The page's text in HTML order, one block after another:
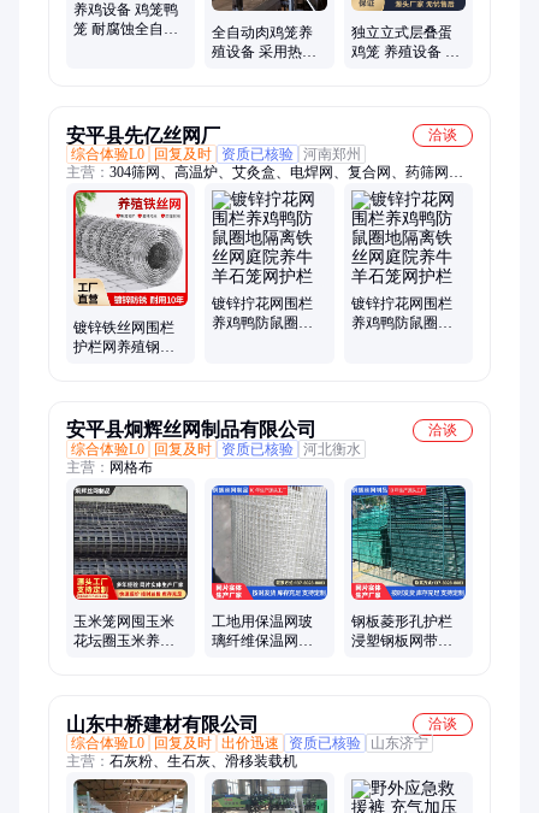
养鸡设备 鸡笼鸭
笼 耐腐蚀全自动
全自动肉鸡笼养
殖设备 采用热镀
独立立式层叠蛋
鸡笼 养殖设备 鸡
安平县先亿丝网厂
洽谈
综合体验L0
回复及时 资质已核验 河南郑州
主营： 304筛网、高温炉、艾灸盒、电焊网、复合网、药筛网、
窗纱网、烧银网、分丝网、过滤网、耳机网、丝网布、粉碎机、
纱窗网、高透网、钢丝网、高温网、金属网、防鼠网、纯镍网、
分样筛、面粉筛、轧花网、金属丝布、滤网养殖
镀锌铁丝网围栏
护栏网养殖钢丝
镀锌拧花网围栏
养鸡鸭防鼠圈地
镀锌拧花网围栏
养鸡鸭防鼠圈地
安平县炯辉丝网制品有限公司
洽谈
综合体验L0
回复及时 资质已核验 河北衡水
主营： 网格布
玉米笼网囤玉米
花坛圈玉米养鸡
工地用保温网玻
璃纤维保温网格
钢板菱形孔护栏
浸塑钢板网带框
山东中桥建材有限公司
洽谈
综合体验L0
回复及时 出价迅速 资质已核验
山东济宁
主营： 石灰粉、生石灰、滑移装载机